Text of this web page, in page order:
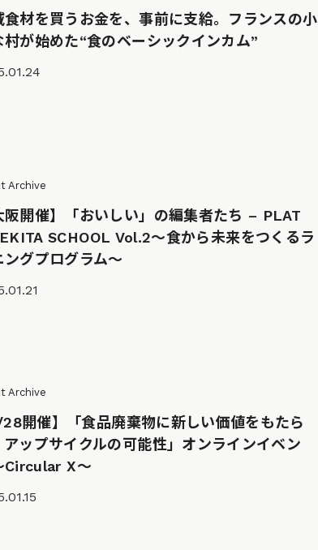
食材を買うお金を、事前に支給。フランスの小
村が始めた“食のベーシックインカム”
Archive
阪開催】「おいしい」の編集者たち – PLAT
SCHOOL Vol.2～食から未来をつくるラ
ングプログラム～
Archive
28開催】「食品廃棄物に新しい価値をもたら
アップサイクルの可能性」オンラインイベン
Circular X〜